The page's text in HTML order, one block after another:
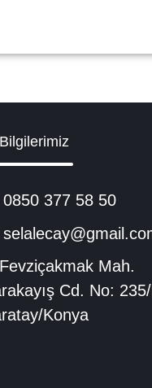
0850 377 58 50
Fevziçakmak Mah.
Cd. No:
Konya